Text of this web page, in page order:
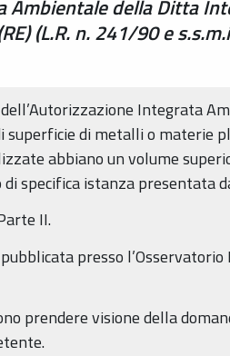
Ambientale della Ditta
(L.R. n. 241/90 e
Integrata
superficie di metalli o materie
abbiano un volume
di specifica istanza presentata
II.
presso l’Osservatorio
prendere visione della